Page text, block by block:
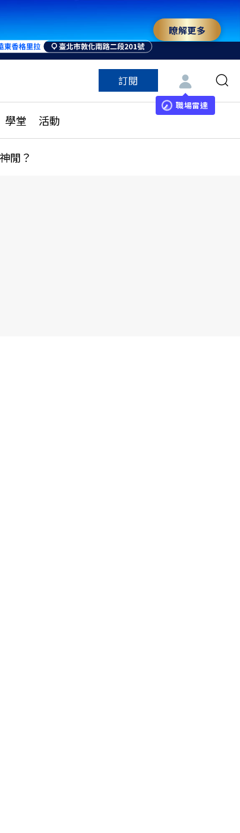
瞭解更多
訂閱
職場雷達
學堂 活動
案
特色頻道
閒？